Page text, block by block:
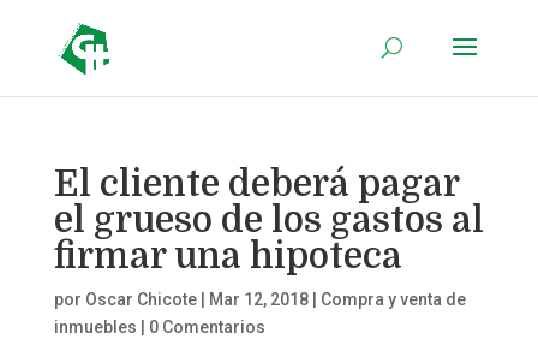
El cliente deberá pagar
el grueso de los gastos al
firmar una hipoteca
por Oscar Chicote| Mar 12, 2018| Compra y venta de
inmuebles
0 Comentarios